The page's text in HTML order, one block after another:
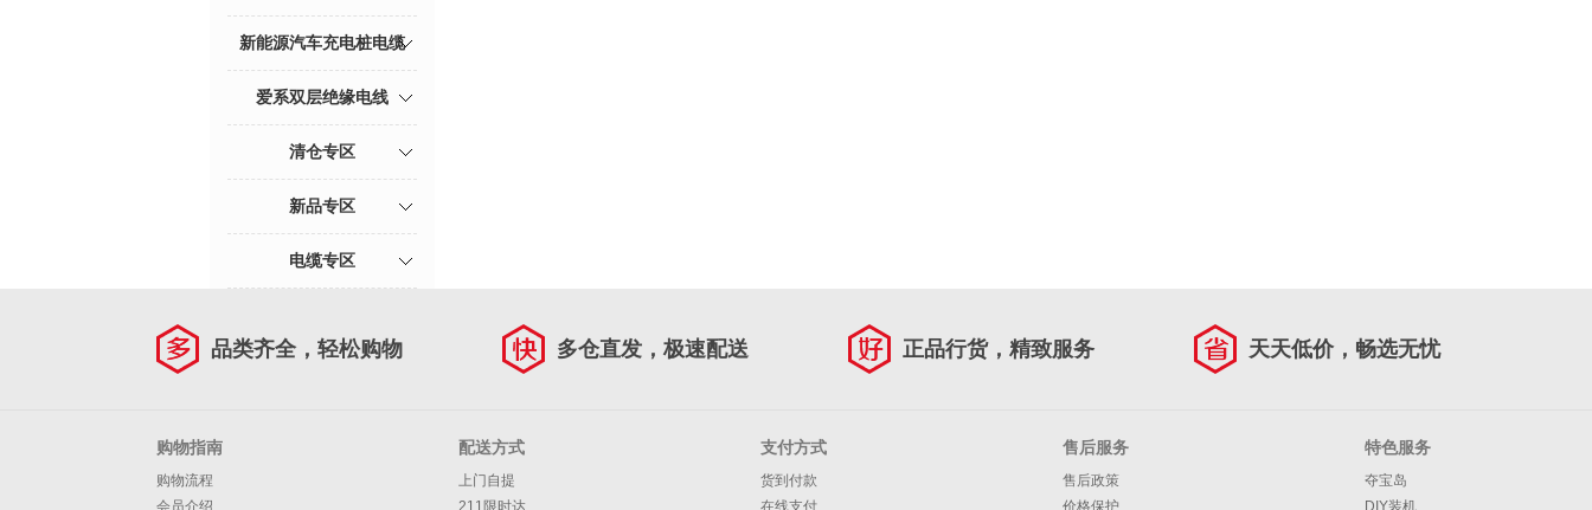
新能源汽车充电桩电缆
爱系双层绝缘电线
清仓专区
新品专区
电缆专区
品类齐全，轻松购物 多仓直发，极速配送 正品行货，精致服务 天天低价，畅选无忧
购物指南
购物流程
会员介绍
配送方式
上门自提
211限时达
支付方式
货到付款
在线支付
售后服务
售后政策
价格保护
特色服务
夺宝岛
DIY装机